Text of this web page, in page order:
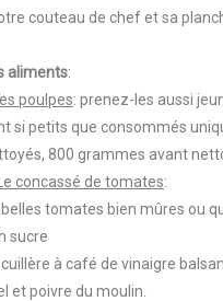
couteau de chef et sa
aliments:
les poulpes: prenez-les aussi
si petits que consommés
800 grammes avant
Le concassé de tomates:
belles tomates bien mûres ou
sucre
cuillère à café de vinaigre
et poivre du moulin.